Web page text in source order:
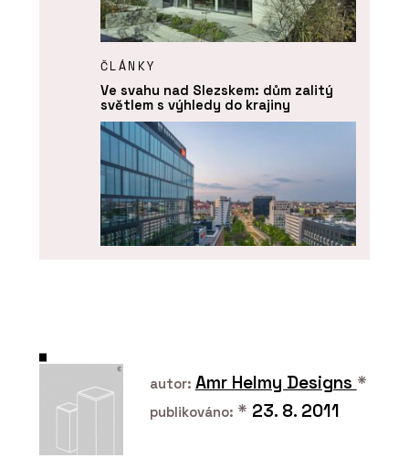
ČLÁNKY
Ve svahu nad Slezskem: dům zalitý
světlem s výhledy do krajiny
autor: Amr Helmy Designs *
publikováno: * 23. 8. 2011